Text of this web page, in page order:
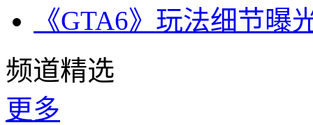
《GTA6》玩法细节
频道精选
更多